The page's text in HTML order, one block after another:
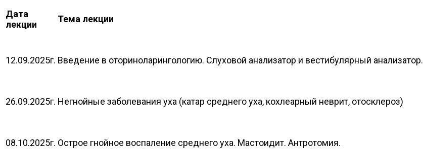
Дата
лекции
Тема лекции
12.09.2025г. Введение в оториноларингологию. Слуховой анализатор и вестибулярный анализатор.
26.09.2025г. Негнойные заболевания уха (катар среднего уха, кохлеарный неврит, отосклероз)
08.10.2025г. Острое гнойное воспаление среднего уха. Мастоидит. Антротомия.